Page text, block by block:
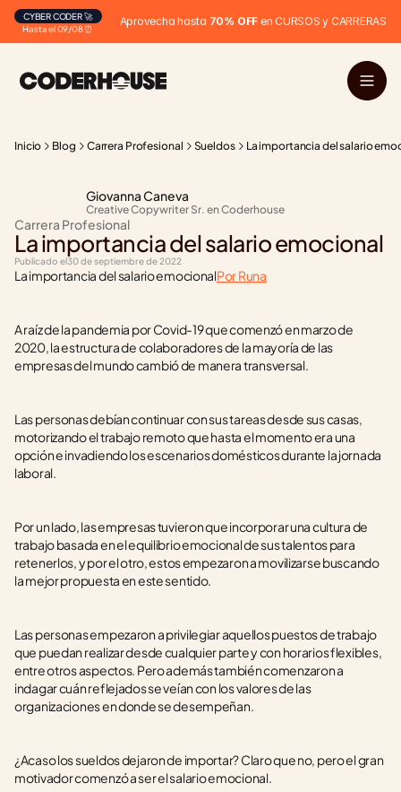
Hasta el 09/08 ⏰
CYBER CODER 🚀 Aprovecha hasta 70% OFF en CURSOS y CARRERAS
Inicio Blog Carrera Profesional Sueldos La importancia del salario
Giovanna Caneva
Creative Copywriter Sr. en Coderhouse
Carrera Profesional
La importancia del salario emocional
Publicado el30 de septiembre de 2022
La importancia del salario emocionalPor Runa
A raíz de la pandemia por Covid-19 que comenzó en marzo de
2020, la estructura de colaboradores de la mayoría de las
empresas del mundo cambió de manera transversal.
Las personas debían continuar con sus tareas desde sus casas,
motorizando el trabajo remoto que hasta el momento era una
opción e invadiendo los escenarios domésticos durante la jornada
laboral.
Por un lado, las empresas tuvieron que incorporar una cultura de
trabajo basada en el equilibrio emocional de sus talentos para
retenerlos, y por el otro, estos empezaron a movilizarse buscando
la mejor propuesta en este sentido.
Las personas empezaron a privilegiar aquellos puestos de trabajo
que puedan realizar desde cualquier parte y con horarios flexibles,
entre otros aspectos. Pero además también comenzaron a
indagar cuán reflejados se veían con los valores de las
organizaciones en donde se desempeñan.
¿Acaso los sueldos dejaron de importar? Claro que no, pero el gran
motivador comenzó a ser el salario emocional.